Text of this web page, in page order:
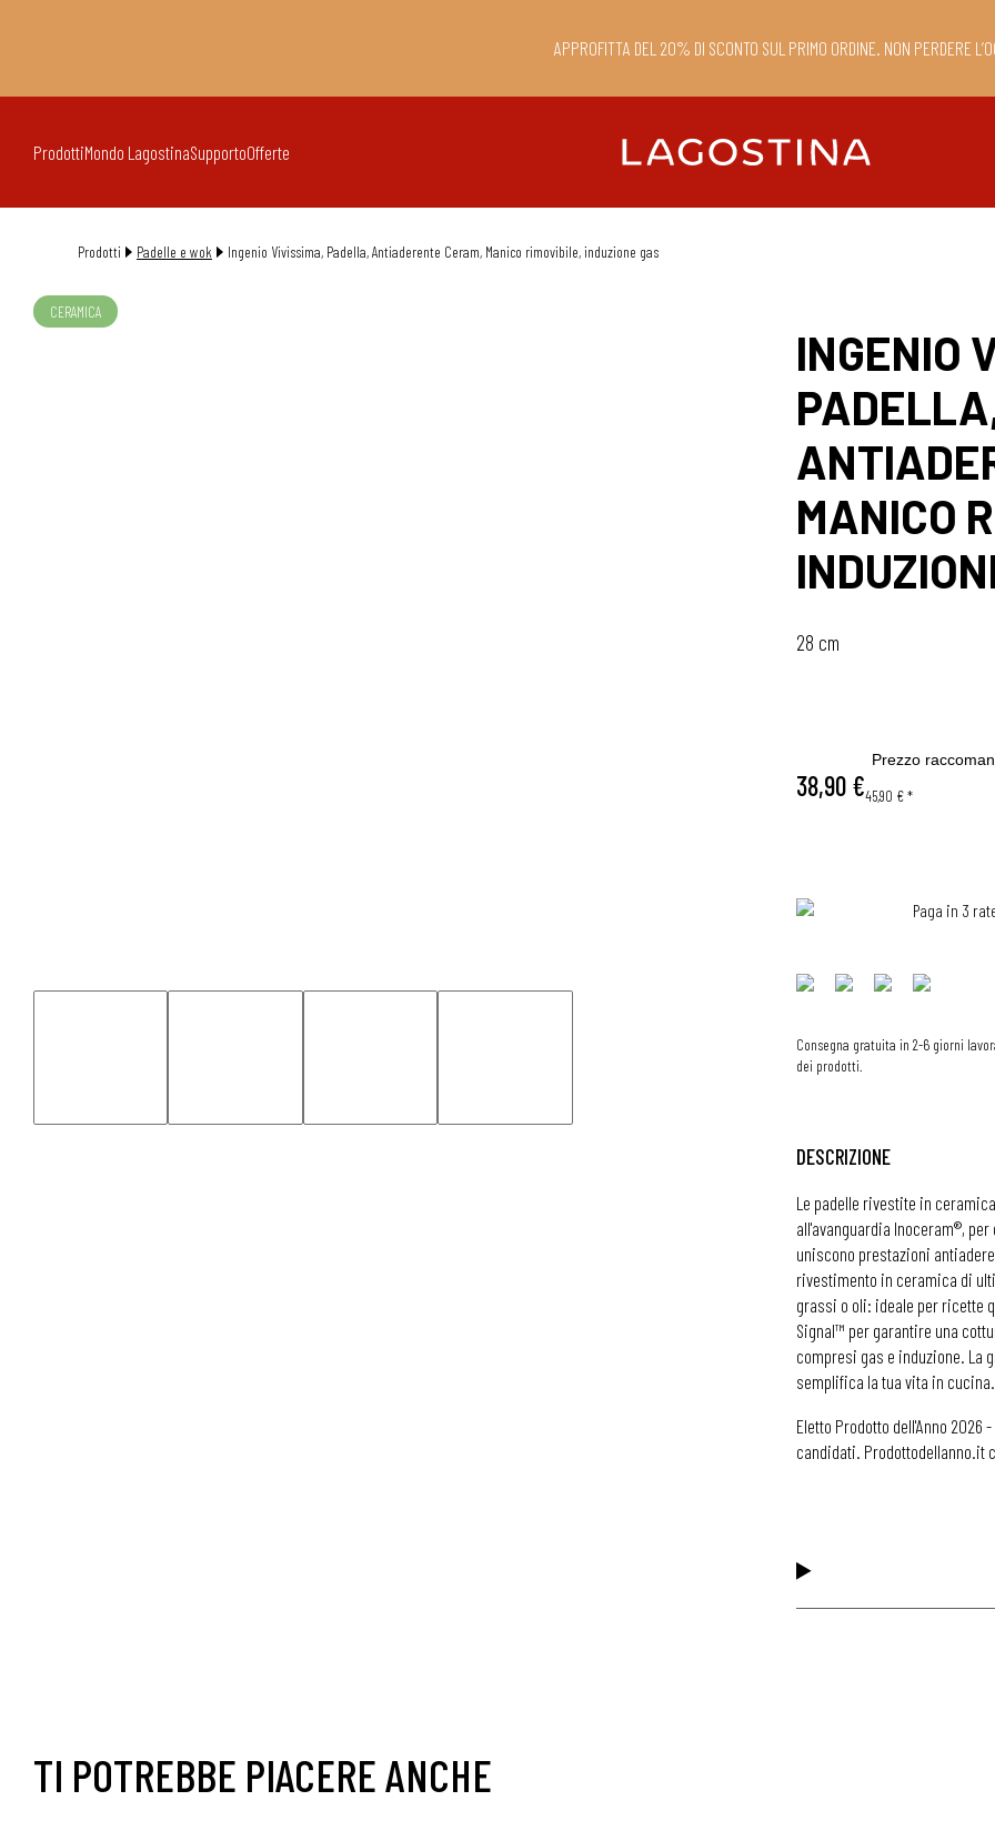
APPROFITTA DEL 20% DI SCONTO SUL PRIMO ORDINE. NON PERDERE
ProdottiMondo LagostinaSupportoOfferte
Prodotti Padelle e wok Ingenio Vivissima, Padella, Antiaderente Ceram, Manico rimovibile, induzione gas
CERAMICA
INGENIO
MANICO
28 cm
38,90 €
Prezzo
45,90 €*
Paga in 3
Consegna gratuita in 2-6 giorni
dei prodotti.
DESCRIZIONE
Le padelle rivestite in
all'avanguardia Inoceram®,
uniscono prestazioni
rivestimento in ceramica di
grassi o oli: ideale per ricette
Signal™ per garantire una
compresi gas e induzione. La
semplifica la tua vita in cucina.
Eletto Prodotto dell'Anno
candidati. Prodottodellanno.it
TI POTREBBE PIACERE ANCHE